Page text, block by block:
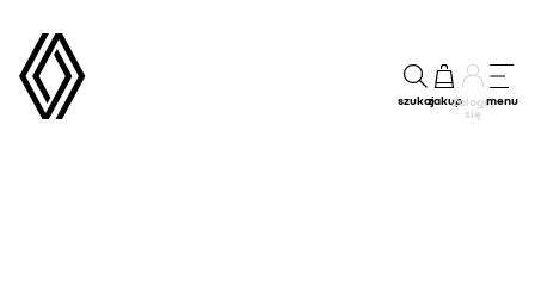
szukajzakupZaloguj
się
menu